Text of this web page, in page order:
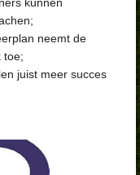
neemt de
toe;
juist meer succes